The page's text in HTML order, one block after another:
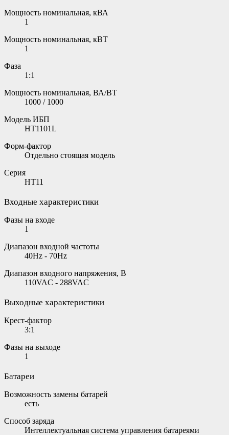
Мощность номинальная, кВА
1
Мощность номинальная, кВТ
1
Фаза
1:1
Мощность номинальная, ВА/ВТ
1000 / 1000
Модель ИБП
HT1101L
Форм-фактор
Отдельно стоящая модель
Серия
HT11
Входные характеристики
Фазы на входе
1
Диапазон входной частоты
40Hz - 70Hz
Диапазон входного напряжения, В
110VAC - 288VAC
Выходные характеристики
Крест-фактор
3:1
Фазы на выходе
1
Батареи
Возможность замены батарей
есть
Способ заряда
Интеллектуальная система управления батареями